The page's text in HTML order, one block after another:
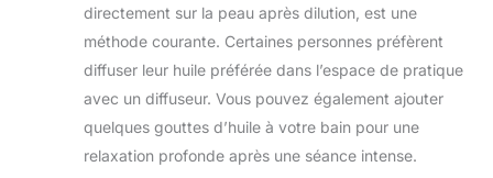
directement sur la peau après dilution, est une
méthode courante. Certaines personnes préfèrent
diffuser leur huile préférée dans l’espace de pratique
avec un diffuseur. Vous pouvez également ajouter
quelques gouttes d’huile à votre bain pour une
relaxation profonde après une séance intense.